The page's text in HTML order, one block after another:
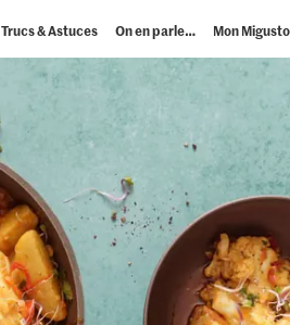
Trucs & Astuces On en parle… Mon Migusto